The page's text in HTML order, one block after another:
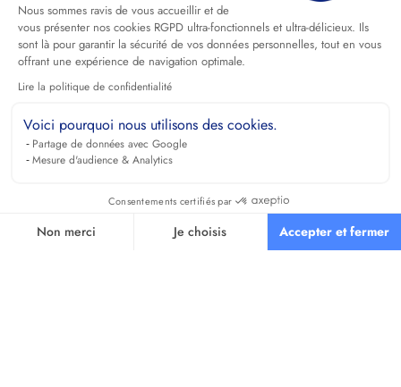
Nous sommes ravis de vous accueillir et de
vous présenter nos cookies RGPD ultra-fonctionnels et ultra-délicieux. Ils
sont là pour garantir la sécurité de vos données personnelles, tout en vous
offrant une expérience de navigation optimale.
Lire la politique de confidentialité
Voici pourquoi nous utilisons des cookies.
Partage de données avec Google
Mesure d'audience & Analytics
Consentements certifiés par
Non merci Je choisis Accepter et fermer